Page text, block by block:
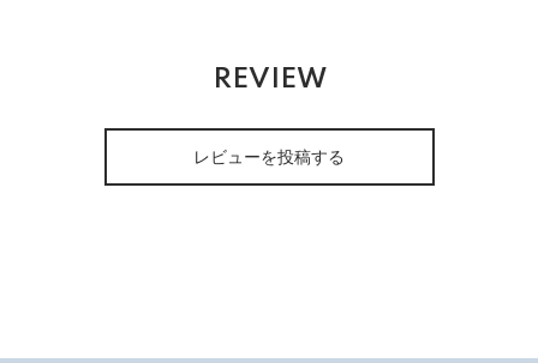
REVIEW
レビューを投稿する